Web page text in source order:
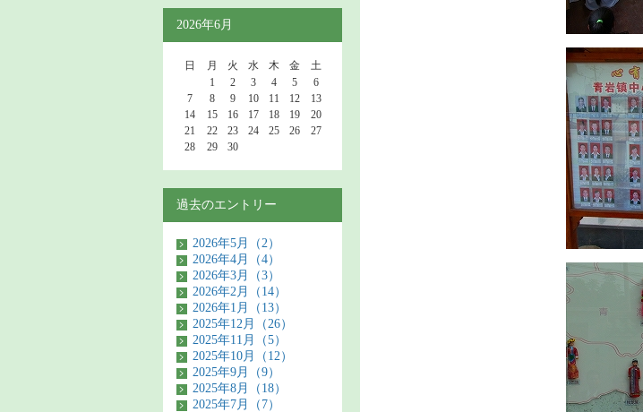
2026年6月
日 月 火 水 木 金
土
1
2 3 4 5
6
7
8 9 10 11 12
13
14
15 16 17 18 19
20
21
22 23 24 25 26
27
28
29 30
過去のエントリー
2026年5月（2）
2026年4月（4）
2026年3月（3）
2026年2月（14）
2026年1月（13）
2025年12月（26）
2025年11月（5）
2025年10月（12）
2025年9月（9）
2025年8月（18）
2025年7月（7）